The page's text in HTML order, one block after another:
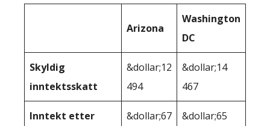
Arizona
Washington
DC
Skyldig
inntektsskatt
&dollar;12
494
&dollar;14
467
Inntekt etter
&dollar;67
&dollar;65